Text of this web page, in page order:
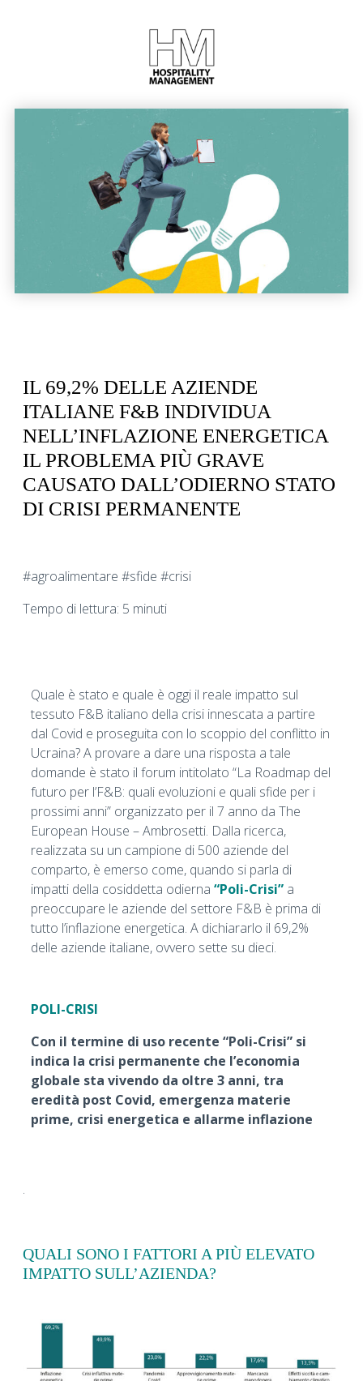
IL 69,2% DELLE AZIENDE
ITALIANE F&B INDIVIDUA
NELL’INFLAZIONE ENERGETICA
IL PROBLEMA PIÙ GRAVE
CAUSATO DALL’ODIERNO STATO
DI CRISI PERMANENTE
#agroalimentare #sfide #crisi
Tempo di lettura: 5 minuti
Quale è stato e quale è oggi il reale impatto sul
tessuto F&B italiano della crisi innescata a partire
dal Covid e proseguita con lo scoppio del conflitto in
Ucraina? A provare a dare una risposta a tale
domande è stato il forum intitolato “La Roadmap del
futuro per l’F&B: quali evoluzioni e quali sfide per i
prossimi anni” organizzato per il 7 anno da The
European House – Ambrosetti. Dalla ricerca,
realizzata su un campione di 500 aziende del
comparto, è emerso come, quando si parla di
impatti della cosiddetta odierna “Poli-Crisi” a
preoccupare le aziende del settore F&B è prima di
tutto l’inflazione energetica. A dichiararlo il 69,2%
delle aziende italiane, ovvero sette su dieci.
POLI-CRISI
Con il termine di uso recente “Poli-Crisi” si
indica la crisi permanente che l’economia
globale sta vivendo da oltre 3 anni, tra
eredità post Covid, emergenza materie
prime, crisi energetica e allarme inflazione
.
QUALI SONO I FATTORI A PIÙ ELEVATO
IMPATTO SULL’AZIENDA?